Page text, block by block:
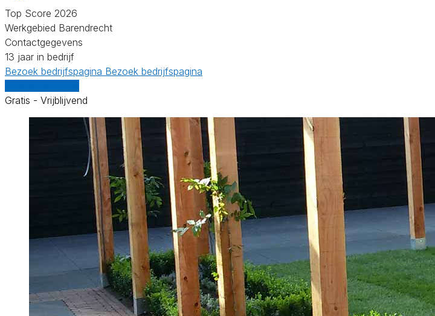
Top Score 2026
Werkgebied Barendrecht
Contactgegevens
13 jaar in bedrijf
Bezoek bedrijfspagina Bezoek bedrijfspagina
Gratis - Vrijblijvend